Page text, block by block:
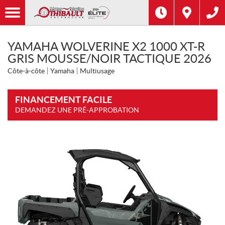
YAMAHA WOLVERINE X2 1000 XT-R
GRIS MOUSSE/NOIR TACTIQUE 2026
Côte-à-côte Yamaha Multiusage
FINANCEMENT FACILE
DEMANDEZ UNE PRÉ-APPROBATION